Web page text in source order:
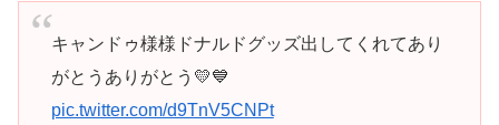
キャンドゥ様様ドナルドグッズ出してくれてあり
がとうありがとう💛💙
pic.twitter.com/d9TnV5CNPt